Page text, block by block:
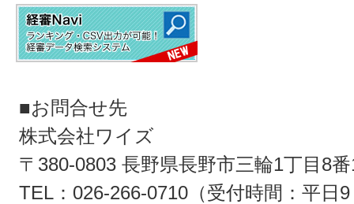
■お問合せ先
株式会社ワイズ
〒380-0803 長野県長野市三輪1丁目8
TEL：026-266-0710（受付時間：平日